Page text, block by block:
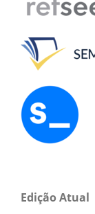
Edição Atual